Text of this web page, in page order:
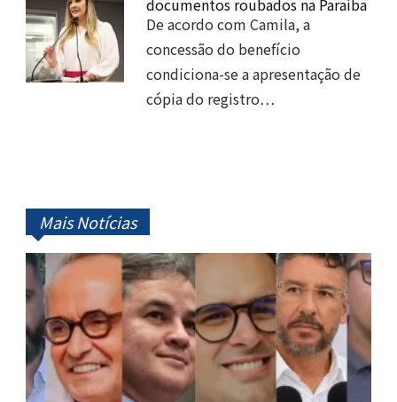
documentos roubados na Paraíba
De acordo com Camila, a
concessão do benefício
condiciona-se a apresentação de
cópia do registro…
Mais Notícias